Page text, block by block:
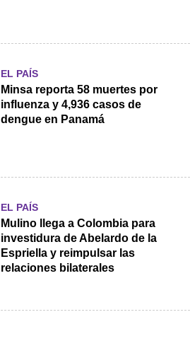
EL PAÍS
Minsa reporta 58 muertes por
influenza y 4,936 casos de
dengue en Panamá
EL PAÍS
Mulino llega a Colombia para
investidura de Abelardo de la
Espriella y reimpulsar las
relaciones bilaterales